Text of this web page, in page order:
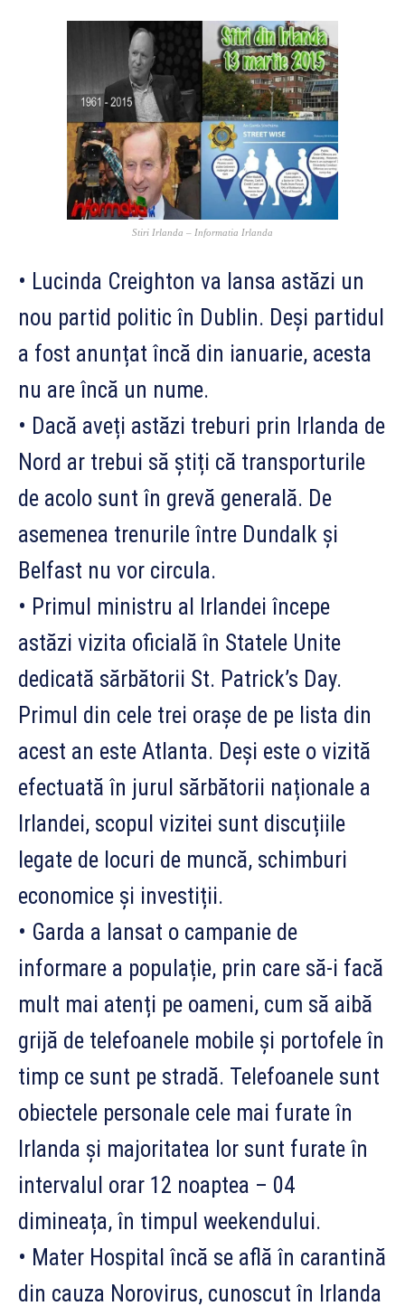
Stiri Irlanda – Informatia Irlanda
• Lucinda Creighton va lansa astăzi un
nou partid politic în Dublin. Deși partidul
a fost anunțat încă din ianuarie, acesta
nu are încă un nume.
• Dacă aveți astăzi treburi prin Irlanda de
Nord ar trebui să știți că transporturile
de acolo sunt în grevă generală. De
asemenea trenurile între Dundalk și
Belfast nu vor circula.
• Primul ministru al Irlandei începe
astăzi vizita oficială în Statele Unite
dedicată sărbătorii St. Patrick’s Day.
Primul din cele trei orașe de pe lista din
acest an este Atlanta. Deși este o vizită
efectuată în jurul sărbătorii naționale a
Irlandei, scopul vizitei sunt discuțiile
legate de locuri de muncă, schimburi
economice și investiții.
• Garda a lansat o campanie de
informare a populație, prin care să-i facă
mult mai atenți pe oameni, cum să aibă
grijă de telefoanele mobile și portofele în
timp ce sunt pe stradă. Telefoanele sunt
obiectele personale cele mai furate în
Irlanda și majoritatea lor sunt furate în
intervalul orar 12 noaptea – 04
dimineața, în timpul weekendului.
• Mater Hospital încă se află în carantină
din cauza Norovirus, cunoscut în Irlanda